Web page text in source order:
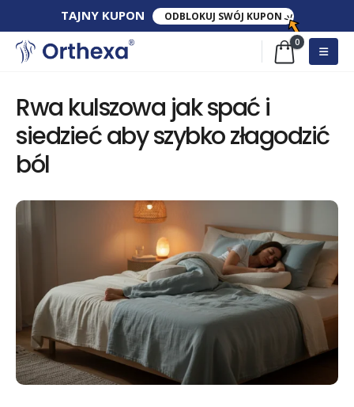
TAJNY​ KUPON​ ODBLOKUJ SWÓJ KUPON
0
Rwa kulszowa jak spać i
siedzieć aby szybko złagodzić
ból